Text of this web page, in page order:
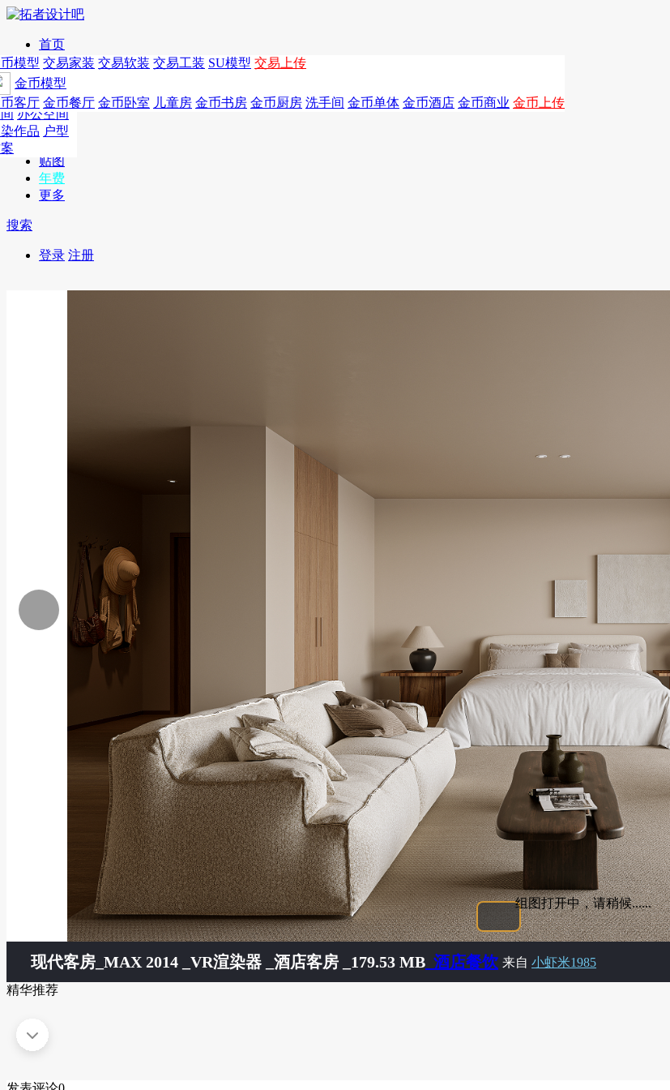
首页
发现
年费 作品 图纸 交易 软装 工装 SU模 金币
年费版块
费图纸 年费户型 年费高清 年费视频 年费模型 年费精选
作品
别墅 国外
酒店设计
设计 商业
办公空间
作品 户型
模型
模型 交易家装 交易软装 交易工装 SU模型 交易上传
金币模型
客厅 金币餐厅 金币卧室 儿童房 金币书房 金币厨房 洗手间 金币单体 金币酒店 金币商业 金币上传
CAD
概念
贴图
年费
更多
搜索
登录 注册
组图打开中，请稍候......
现代客房 _MAX 2014 _VR渲染器 _酒店客房 _179.53 MB _酒店餐饮 来自 小虾米1985
精华推荐